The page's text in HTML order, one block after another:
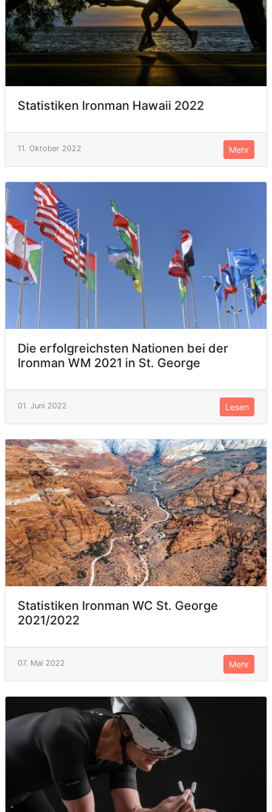
Statistiken Ironman Hawaii 2022
11. Oktober 2022 Mehr
Die erfolgreichsten Nationen bei der
Ironman WM 2021 in St. George
01. Juni 2022 Lesen
Statistiken Ironman WC St. George
2021/2022
07. Mai 2022 Mehr